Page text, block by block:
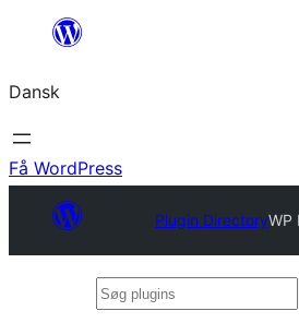
Spring
indhold
Dansk
Få WordPress
Plugin DirectoryWP
Søg